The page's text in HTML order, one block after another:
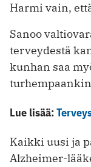
Harmi vain,
Sanoo
terveydestä
kunhan saa
Lue lisää:
Kaikki uusi ja
Alzheimer-